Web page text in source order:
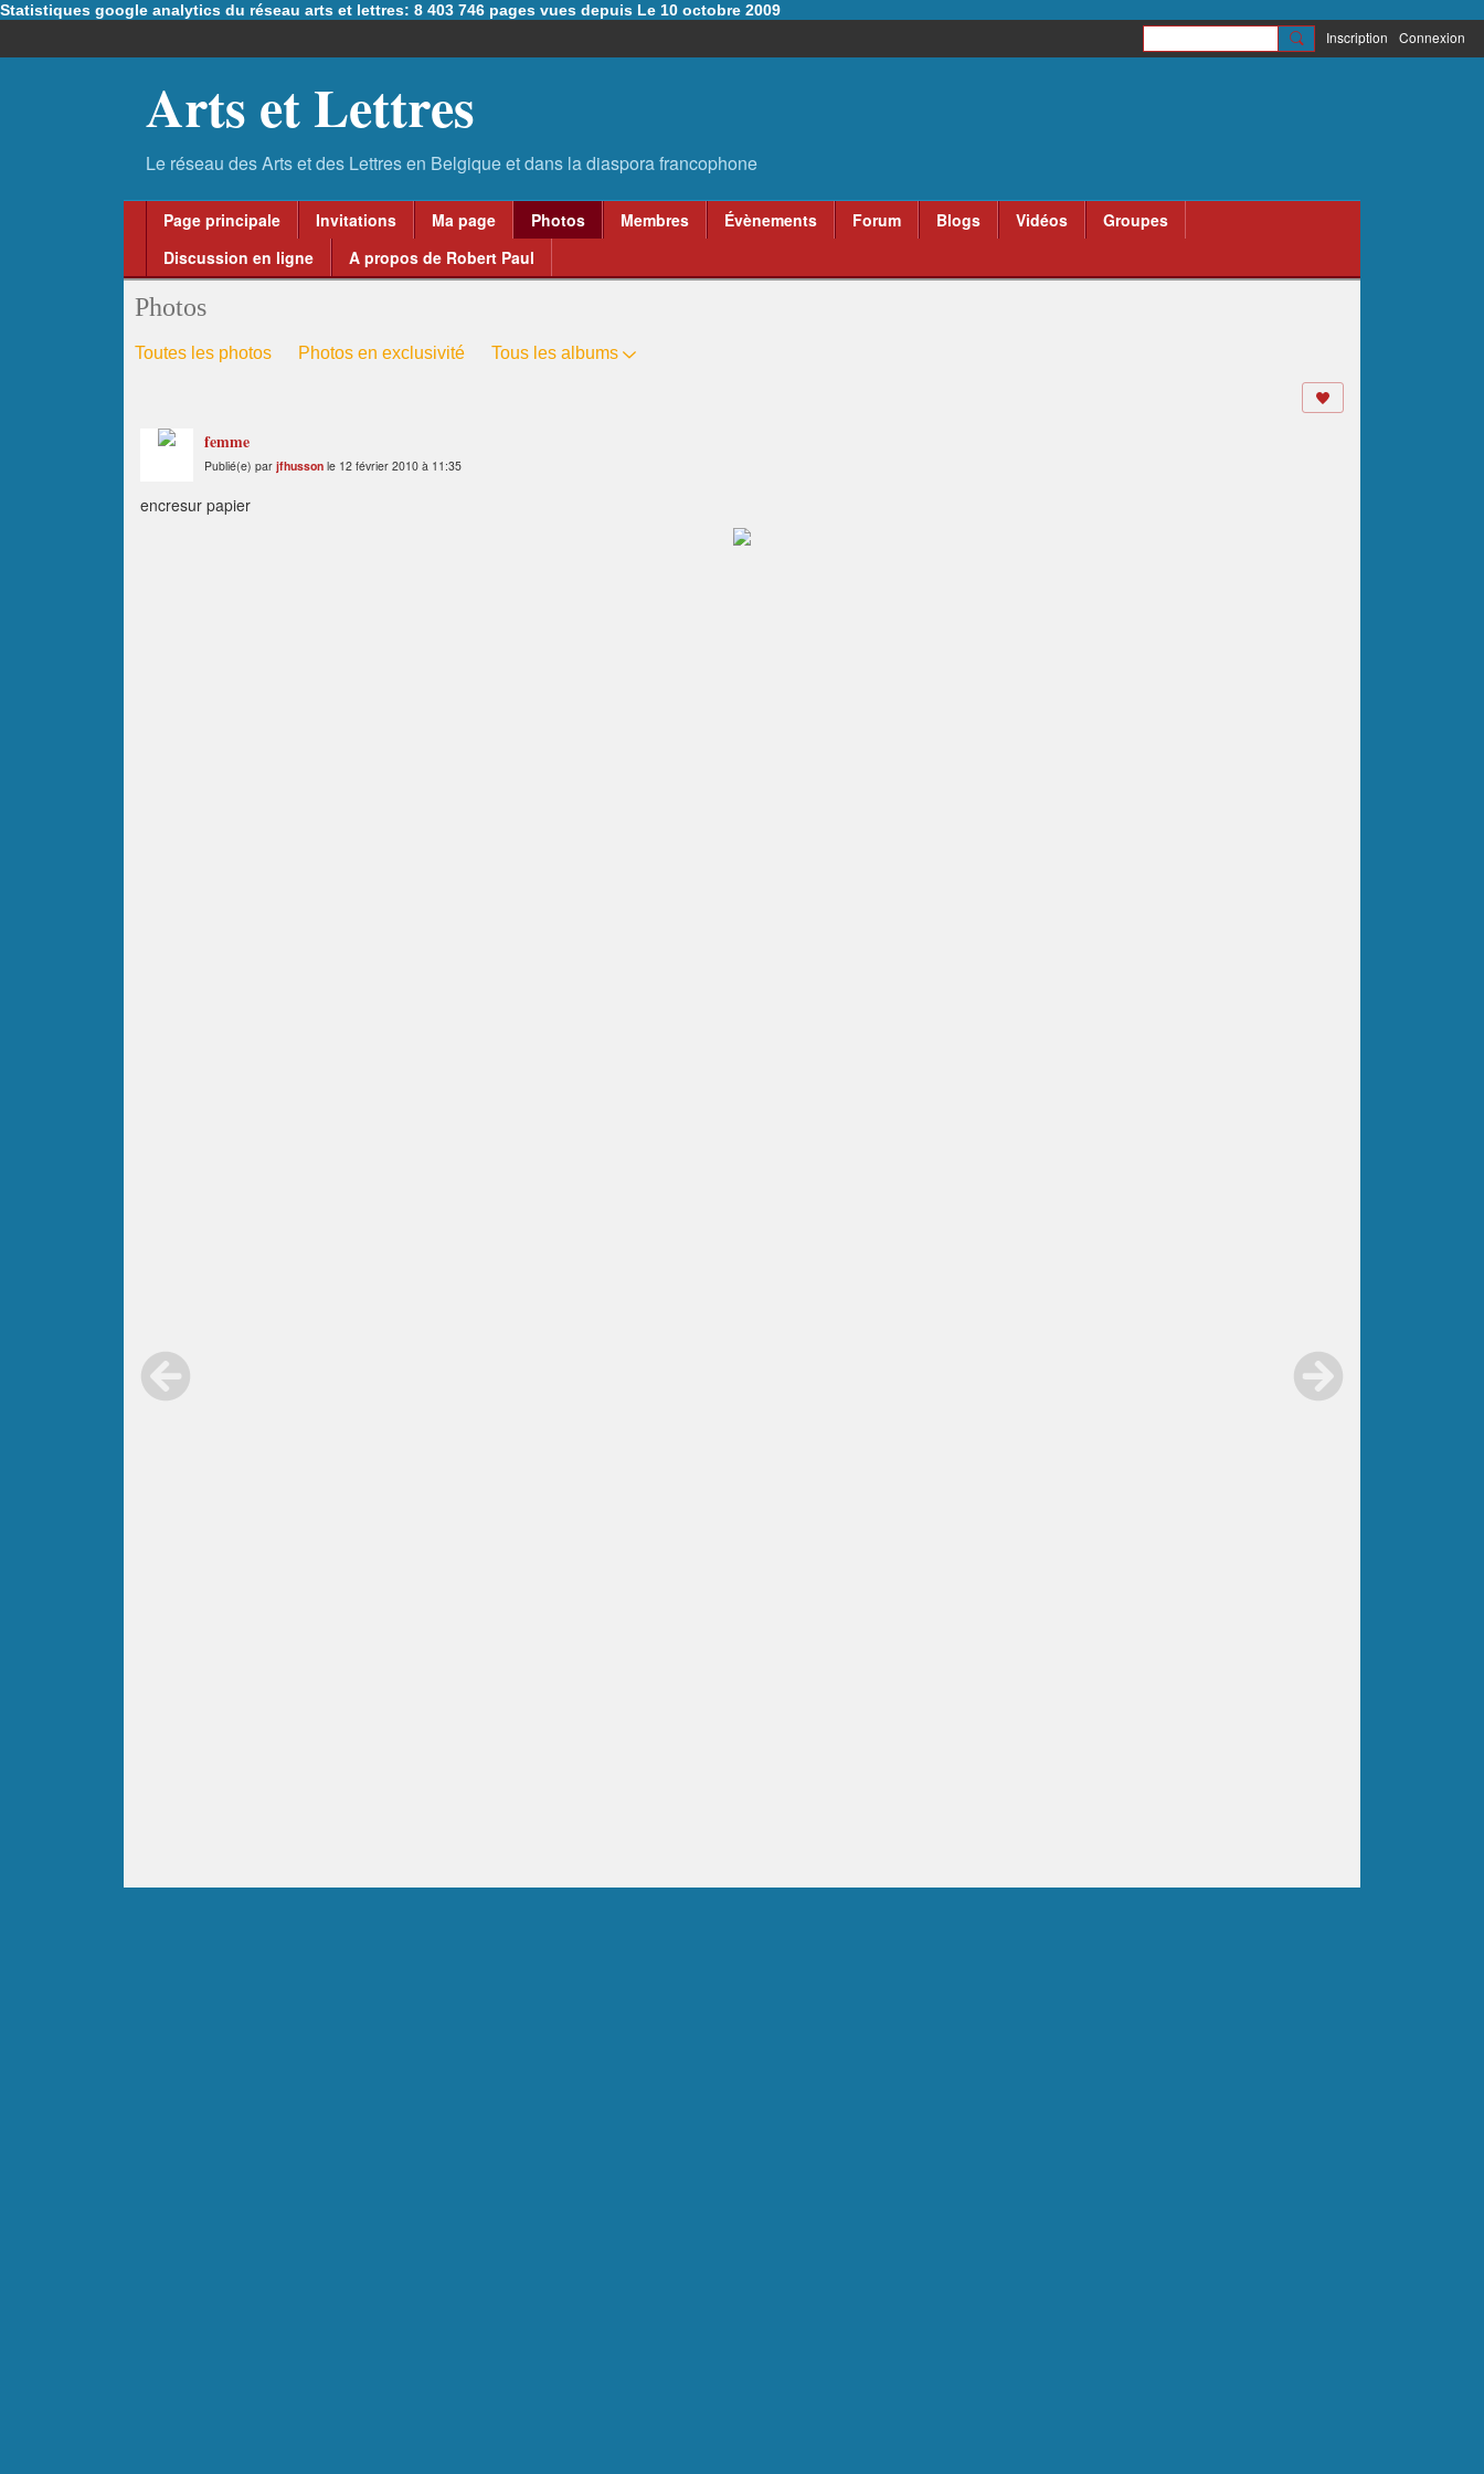
Statistiques google analytics du réseau arts et lettres: 8 403 746 pages vues depuis Le 10 octobre 2009
Inscription Connexion
Arts et Lettres
Page principale Invitations Ma page Photos Membres Évènements Forum Blogs Vidéos
Groupes
Discussion en ligne
A propos de Robert Paul
Photos
Toutes les photos Photos en exclusivité Tous les albums
femme
Publié(e) par jfhusson le 12 février 2010 à 11:35
encresur papier